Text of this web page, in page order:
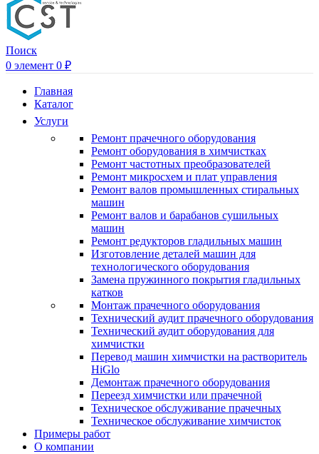
Поиск
0 элемент 0 ₽
Главная
Каталог
Услуги
Ремонт прачечного оборудования
Ремонт оборудования в химчистках
Ремонт частотных преобразователей
Ремонт микросхем и плат управления
Ремонт валов промышленных стиральных
машин
Ремонт валов и барабанов сушильных
машин
Ремонт редукторов гладильных машин
Изготовление деталей машин для
технологического оборудования
Замена пружинного покрытия гладильных
катков
Монтаж прачечного оборудования
Технический аудит прачечного оборудования
Технический аудит оборудования для
химчистки
Перевод машин химчистки на растворитель
HiGlo
Демонтаж прачечного оборудования
Переезд химчистки или прачечной
Техническое обслуживание прачечных
Техническое обслуживание химчисток
Примеры работ
О компании